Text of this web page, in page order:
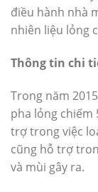
điều hành nhà
nhiên liệu lỏng
Thông tin chi
Trong năm
pha lỏng chiếm
trợ trong việc
cũng hỗ trợ
và mùi gây ra.